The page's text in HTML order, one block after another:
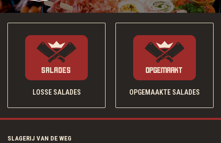
LOSSE SALADES OPGEMAAKTE SALADES
SLAGERIJ VAN DE WEG